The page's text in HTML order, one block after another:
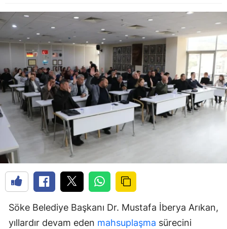
Söke Belediye Başkanı Dr. Mustafa İberya Arıkan,
yıllardır devam eden mahsuplaşma sürecini